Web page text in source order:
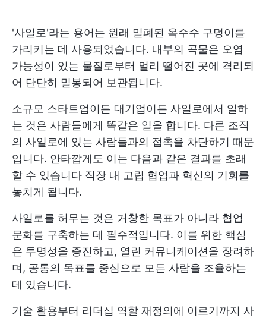
'사일로'라는 용어는 원래 밀폐된 옥수수 구덩이를
가리키는 데 사용되었습니다. 내부의 곡물은 오염
가능성이 있는 물질로부터 멀리 떨어진 곳에 격리되
어 단단히 밀봉되어 보관됩니다.
소규모 스타트업이든 대기업이든 사일로에서 일하
는 것은 사람들에게 똑같은 일을 합니다. 다른 조직
의 사일로에 있는 사람들과의 접촉을 차단하기 때문
입니다. 안타깝게도 이는 다음과 같은 결과를 초래
할 수 있습니다 직장 내 고립 협업과 혁신의 기회를
놓치게 됩니다.
사일로를 허무는 것은 거창한 목표가 아니라 협업
문화를 구축하는 데 필수적입니다. 이를 위한 핵심
은 투명성을 증진하고, 열린 커뮤니케이션을 장려하
며, 공통의 목표를 중심으로 모든 사람을 조율하는
데 있습니다.
기술 활용부터 리더십 역할 재정의에 이르기까지 사